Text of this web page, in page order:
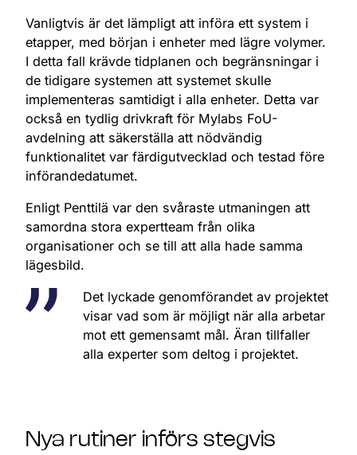
Vanligtvis är det lämpligt att införa ett system i
etapper, med början i enheter med lägre volymer.
I detta fall krävde tidplanen och begränsningar i
de tidigare systemen att systemet skulle
implementeras samtidigt i alla enheter. Detta var
också en tydlig drivkraft för Mylabs FoU-
avdelning att säkerställa att nödvändig
funktionalitet var färdigutvecklad och testad före
införandedatumet.
Enligt Penttilä var den svåraste utmaningen att
samordna stora expertteam från olika
organisationer och se till att alla hade samma
lägesbild.
Det lyckade genomförandet av projektet
visar vad som är möjligt när alla arbetar
mot ett gemensamt mål. Äran tillfaller
alla experter som deltog i projektet.
Nya rutiner införs stegvis